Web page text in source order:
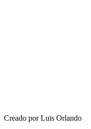
Creado por Luis Orlando